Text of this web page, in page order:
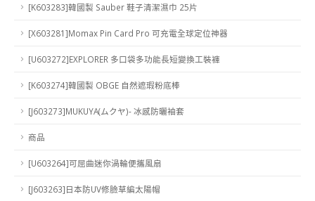
[K603283]韓國製 Sauber 鞋子清潔濕巾 25片
[X603281]Momax Pin Card Pro 可充電全球定位神器
[U603272]EXPLORER 多口袋多功能長短變換工裝褲
[K603274]韓國製 OBGE 自然遮瑕粉底棒
[J603273]MUKUYA(ムクヤ)- 冰感防曬袖套
商品
[U603264]可屈曲迷你渦輪便攜風扇
[J603263]日本防UV修臉草編太陽帽